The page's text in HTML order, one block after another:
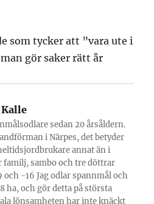
som tycker att ”vara ute i
gör saker rätt år
Kalle
sedan 20 årsåldern.
i Närpes, det betyder
annat än i
familj, sambo och tre döttrar
-16 Jag odlar spannmål och
ha, och gör detta på största
lönsamheten har inte knäckt